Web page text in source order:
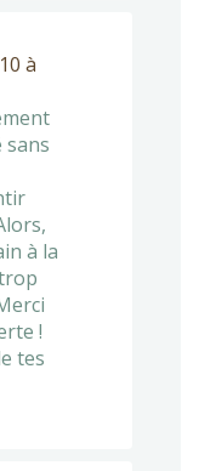
à
sans
à la
!
tes